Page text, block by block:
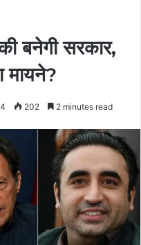
बनेगी सरकार,
मायने?
202 2 minutes read